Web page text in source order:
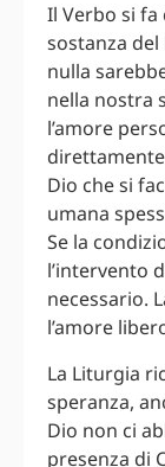
Il Verbo si fa
sostanza del
nulla
nella nostra
l’amore
Dio che si
umana
Se la
l’intervento
necessario.
l’amore
La Liturgia
speranza,
Dio non ci
presenza di